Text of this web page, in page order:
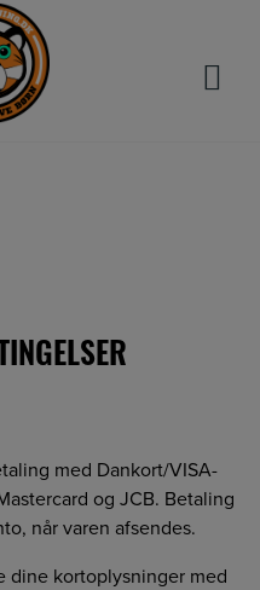
med Dankort/VISA-
og JCB. Betaling
når varen afsendes.
kortoplysninger med